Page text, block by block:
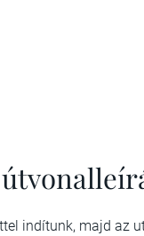
indítunk, majd az